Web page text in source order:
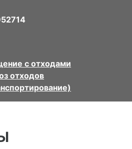
с отходами
отходов